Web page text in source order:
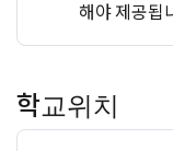
해야 제공됩
학교위치